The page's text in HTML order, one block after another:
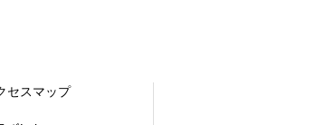
セスマップ